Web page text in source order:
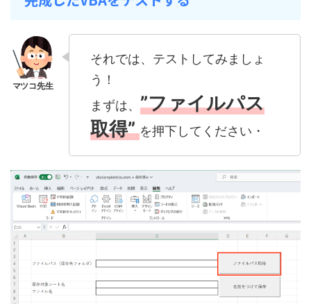
それでは、テストしてみましょ
う！
まずは、 ”ファイルパス
取得”を押下してください・